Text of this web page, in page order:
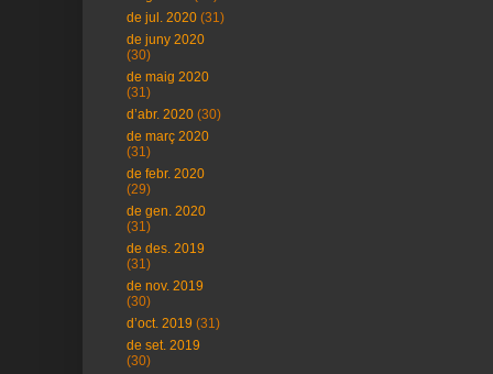
de jul. 2020 (31)
de juny 2020
(30)
de maig 2020
(31)
d’abr. 2020 (30)
de març 2020
(31)
de febr. 2020
(29)
de gen. 2020
(31)
de des. 2019
(31)
de nov. 2019
(30)
d’oct. 2019 (31)
de set. 2019
(30)